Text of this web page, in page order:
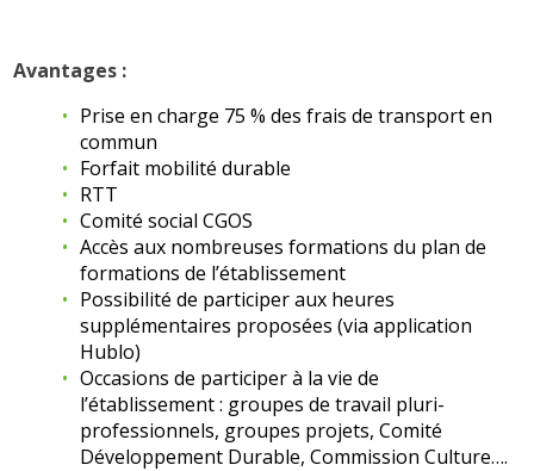
Avantages :
Prise en charge 75 % des frais de transport en
commun
Forfait mobilité durable
RTT
Comité social CGOS
Accès aux nombreuses formations du plan de
formations de l’établissement
Possibilité de participer aux heures
supplémentaires proposées (via application
Hublo)
Occasions de participer à la vie de
l’établissement : groupes de travail pluri-
professionnels, groupes projets, Comité
Développement Durable, Commission Culture….